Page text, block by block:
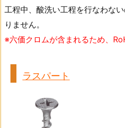
工程中、酸洗い工程を行なわな
りません。
※六価クロムが含まれるため、
ラスパート